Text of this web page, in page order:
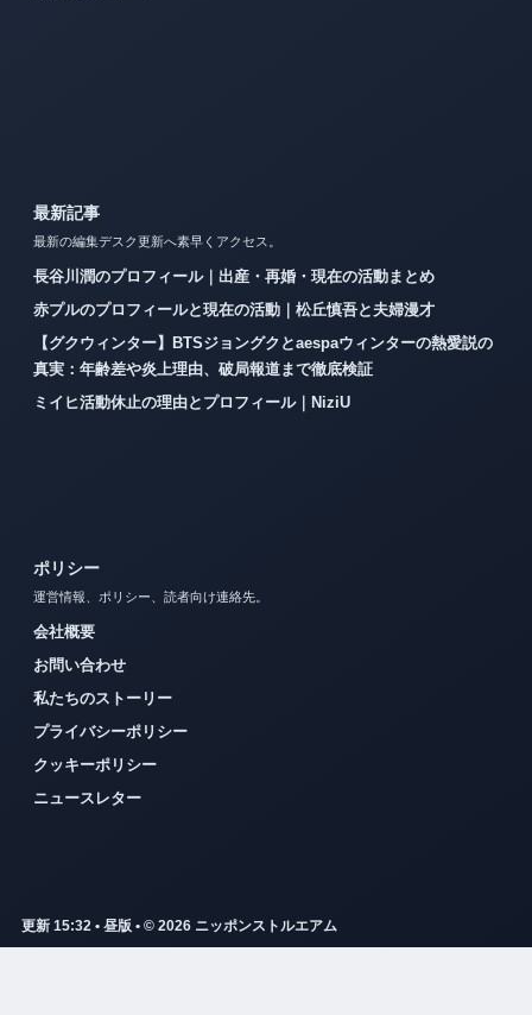
最新記事
最新の編集デスク更新へ素早くアクセス。
長谷川潤のプロフィール｜出産・再婚・現在の活動まとめ
赤プルのプロフィールと現在の活動｜松丘慎吾と夫婦漫才
【グクウィンター】BTSジョングクとaespaウィンターの熱愛説の
真実：年齢差や炎上理由、破局報道まで徹底検証
ミイヒ活動休止の理由とプロフィール｜NiziU
ポリシー
運営情報、ポリシー、読者向け連絡先。
会社概要
お問い合わせ
私たちのストーリー
プライバシーポリシー
クッキーポリシー
ニュースレター
更新 15:32 • 昼版 • © 2026 ニッポンストルエアム